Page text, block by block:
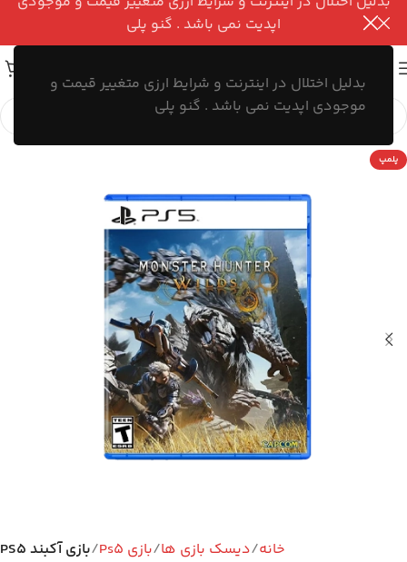
بدلیل اختلال در اینترنت و شرایط ارزی متغییر قیمت و
موجودی اپدیت نمی باشد . گنو پلی
پلمپ
خانه دیسک بازی ها بازی Ps5 بازی آکبند PS5
اپدیت نمی باشد . گنو پلی